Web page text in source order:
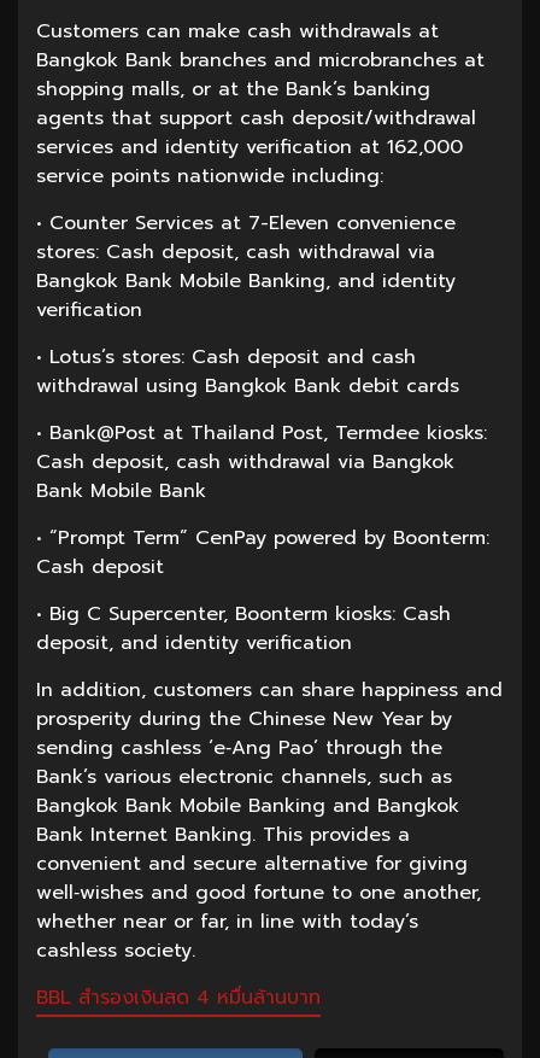
Customers can make cash withdrawals at
Bangkok Bank branches and microbranches at
shopping malls, or at the Bank’s banking
agents that support cash deposit/withdrawal
services and identity verification at 162,000
service points nationwide including:
• Counter Services at 7-Eleven convenience
stores: Cash deposit, cash withdrawal via
Bangkok Bank Mobile Banking, and identity
verification
• Lotus’s stores: Cash deposit and cash
withdrawal using Bangkok Bank debit cards
• Bank@Post at Thailand Post, Termdee kiosks:
Cash deposit, cash withdrawal via Bangkok
Bank Mobile Bank
• “Prompt Term” CenPay powered by Boonterm:
Cash deposit
• Big C Supercenter, Boonterm kiosks: Cash
deposit, and identity verification
In addition, customers can share happiness and
prosperity during the Chinese New Year by
sending cashless ‘e‑Ang Pao’ through the
Bank’s various electronic channels, such as
Bangkok Bank Mobile Banking and Bangkok
Bank Internet Banking. This provides a
convenient and secure alternative for giving
well‑wishes and good fortune to one another,
whether near or far, in line with today’s
cashless society.
BBL สำรองเงินสด 4 หมื่นล้านบาท